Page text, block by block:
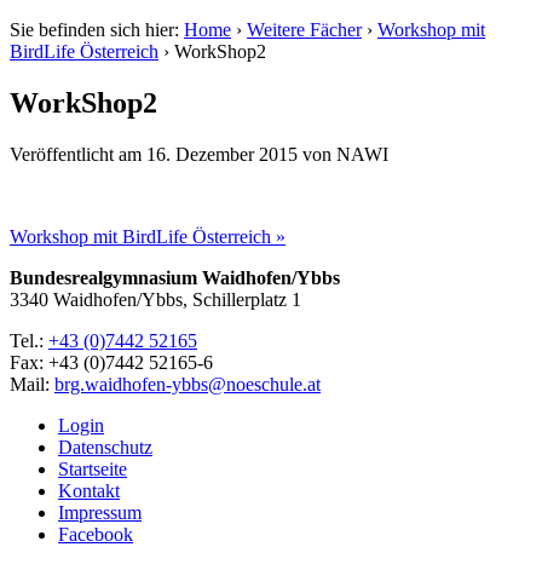
Sie befinden sich hier: Home › Weitere Fächer› Workshop mit
BirdLife Österreich › WorkShop2
WorkShop2
Veröffentlicht am 16. Dezember 2015 von NAWI
Workshop mit BirdLife Österreich »
Bundesrealgymnasium Waidhofen/Ybbs
3340 Waidhofen/Ybbs, Schillerplatz 1
Tel.: +43 (0)7442 52165
Fax: +43 (0)7442 52165-6
Mail: brg.waidhofen-ybbs@noeschule.at
Login
Datenschutz
Startseite
Kontakt
Impressum
Facebook